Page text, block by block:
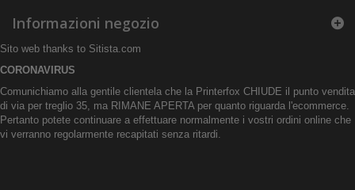
Informazioni negozio
Sito web thanks to Sitista.com
CORONAVIRUS
Comunichiamo alla gentile clientela che la Printerfox CHIUDE il punto vendita
di via per treglio 35, ma RIMANE APERTA per quanto riguarda l'ecommerce.
Pertanto potete continuare a effettuare normalmente i vostri ordini online che
vi verranno regolarmente recapitati senza ritardi.